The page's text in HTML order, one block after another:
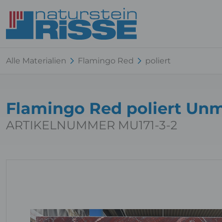
Alle Materialien Flamingo Red poliert
Flamingo Red poliert
ARTIKELNUMMER MU171-3-2